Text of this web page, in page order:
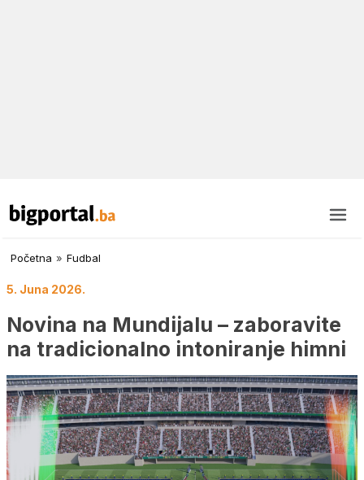
Početna » Fudbal
5. Juna 2026.
Novina na Mundijalu – zaboravite
na tradicionalno intoniranje himni